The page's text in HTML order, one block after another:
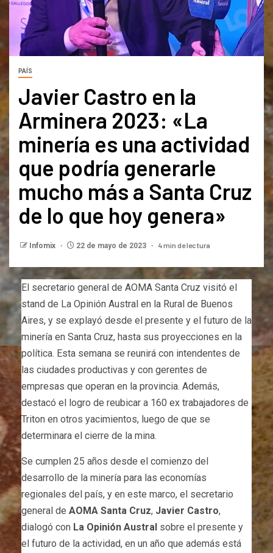
PAÍS
Javier Castro en la
Arminera 2023: «La
minería es una actividad
que podría generarle
mucho más a Santa Cruz
de lo que hoy genera»
Infomix 22 de mayo de 2023 4 min de lectura
El secretario general de AOMA Santa Cruz visitó el
stand de La Opinión Austral en la Rural de Buenos
Aires, y se explayó desde el presente y el futuro de la
minería en Santa Cruz, hasta sus proyecciones en la
política. Esta semana se reunirá con intendentes de
las ciudades productivas y con gerentes de
empresas que operan en la provincia. Además,
destacó el logro de reubicar a 160 ex trabajadores de
Triton en otros yacimientos, luego de que se
determinara el cierre de la mina.
Se cumplen 25 años desde el comienzo del
desarrollo de la minería para las economías
regionales del país, y en este marco, el secretario
general de AOMA Santa Cruz, Javier Castro,
dialogó con La Opinión Austral sobre el presente y
el futuro de la actividad, en un año que además está